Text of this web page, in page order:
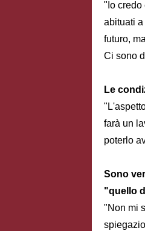
"Io credo
abituati
futuro,
Ci sono
Le
farà un
poterlo
Sono
"quello
"Non mi